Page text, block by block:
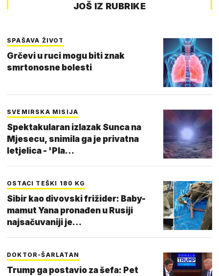
JOŠ IZ RUBRIKE
SPAŠAVA ŽIVOT
Grčevi u ruci mogu biti znak
smrtonosne bolesti
SVEMIRSKA MISIJA
Spektakularan izlazak Sunca na
Mjesecu, snimila ga je privatna
letjelica - 'Pla…
OSTACI TEŠKI 180 KG
Sibir kao divovski frižider: Baby-
mamut Yana pronađen u Rusiji
najsačuvaniji je…
DOKTOR-ŠARLATAN
Trump ga postavio za šefa: Pet